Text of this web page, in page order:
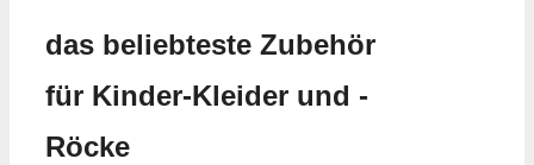
das beliebteste Zubehör
für Kinder-Kleider und -
Röcke